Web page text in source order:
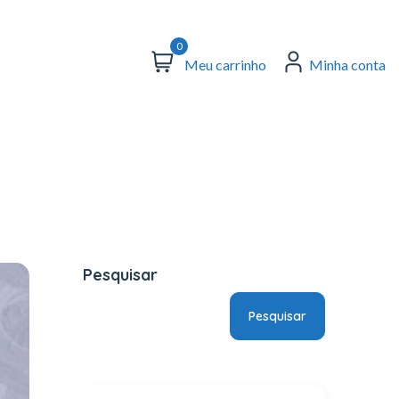
0
Meu carrinho Minha conta
Pesquisar
Pesquisar